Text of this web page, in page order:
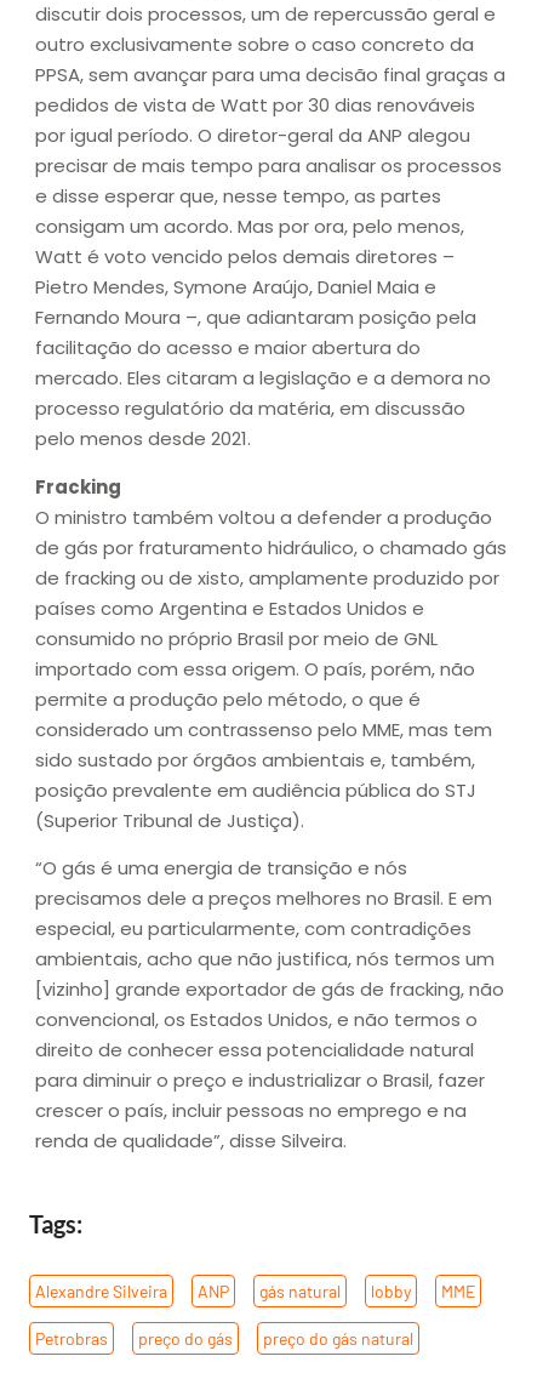
discutir dois processos, um de repercussão geral e
outro exclusivamente sobre o caso concreto da
PPSA, sem avançar para uma decisão final graças a
pedidos de vista de Watt por 30 dias renováveis
por igual período. O diretor-geral da ANP alegou
precisar de mais tempo para analisar os processos
e disse esperar que, nesse tempo, as partes
consigam um acordo. Mas por ora, pelo menos,
Watt é voto vencido pelos demais diretores –
Pietro Mendes, Symone Araújo, Daniel Maia e
Fernando Moura –, que adiantaram posição pela
facilitação do acesso e maior abertura do
mercado. Eles citaram a legislação e a demora no
processo regulatório da matéria, em discussão
pelo menos desde 2021.
Fracking
O ministro também voltou a defender a produção
de gás por fraturamento hidráulico, o chamado gás
de fracking ou de xisto, amplamente produzido por
países como Argentina e Estados Unidos e
consumido no próprio Brasil por meio de GNL
importado com essa origem. O país, porém, não
permite a produção pelo método, o que é
considerado um contrassenso pelo MME, mas tem
sido sustado por órgãos ambientais e, também,
posição prevalente em audiência pública do STJ
(Superior Tribunal de Justiça).
“O gás é uma energia de transição e nós
precisamos dele a preços melhores no Brasil. E em
especial, eu particularmente, com contradições
ambientais, acho que não justifica, nós termos um
[vizinho] grande exportador de gás de fracking, não
convencional, os Estados Unidos, e não termos o
direito de conhecer essa potencialidade natural
para diminuir o preço e industrializar o Brasil, fazer
crescer o país, incluir pessoas no emprego e na
renda de qualidade”, disse Silveira.
Tags:
Alexandre Silveira ANP gás natural lobby MME
Petrobras preço do gás preço do gás natural